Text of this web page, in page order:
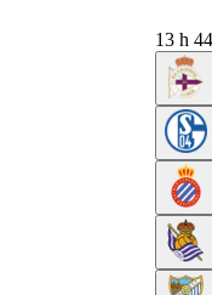
13 h 44